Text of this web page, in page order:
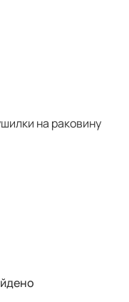
на раковину